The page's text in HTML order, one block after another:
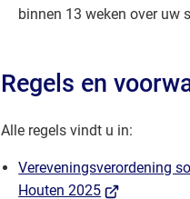
binnen 13 weken over uw
Regels en
Alle regels vindt u in:
Vereveningsverordening
Houten 2025(Verwijst